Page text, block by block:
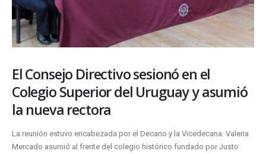
El Consejo Directivo sesionó en el
Colegio Superior del Uruguay y asumió
la nueva rectora
La reunión estuvo encabezada por el Decano y la Vicedecana. Valeria
Mercado asumió al frente del colegio histórico fundado por Justo